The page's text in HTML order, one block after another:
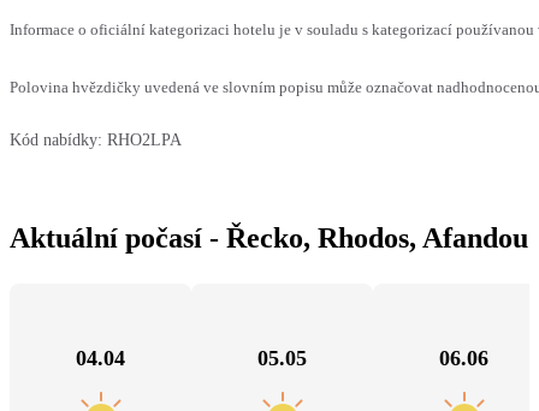
Informace o oficiální kategorizaci hotelu je v souladu s kategorizací
Polovina hvězdičky uvedená ve slovním popisu může označovat
Kód nabídky: RHO2LPA
Aktuální počasí - Řecko, Rhodos, Afandou
04.04 05.05 06.06